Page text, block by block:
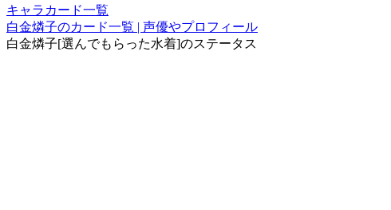
キャラカード一覧
白金燐子のカード一覧 | 声優やプロフィール
白金燐子[選んでもらった水着]のステータス